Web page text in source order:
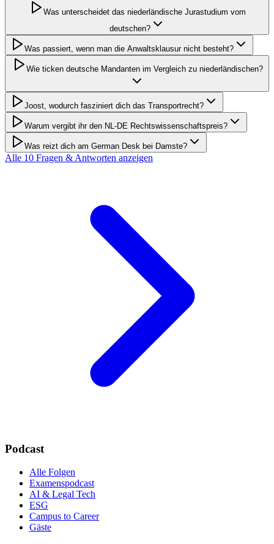
Was unterscheidet das niederländische Jurastudium vom
deutschen?
Was passiert, wenn man die Anwaltsklausur nicht besteht?
Wie ticken deutsche Mandanten im Vergleich zu niederländischen?
Joost, wodurch fasziniert dich das Transportrecht?
Warum vergibt ihr den NL-DE Rechtswissenschaftspreis?
Was reizt dich am German Desk bei Damste?
Alle 10 Fragen & Antworten anzeigen
Podcast
Alle Folgen
Examenspodcast
AI & Legal Tech
ESG
Campus to Career
Gäste